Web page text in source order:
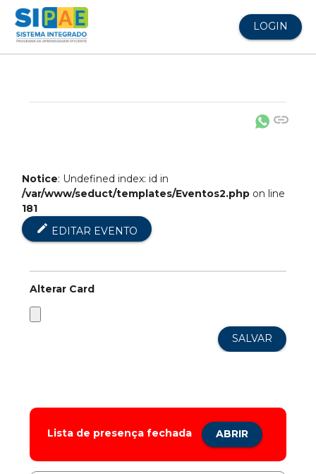
LOGIN
link
Notice: Undefined index: id in
/var/www/seduct/templates/Eventos2.php on line
181
edit EDITAR EVENTO
Alterar Card
Lista de presença fechada ABRIR